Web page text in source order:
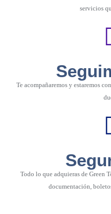
servicios
Te acompañaremos y estaremos
Todo lo que adquieras de Green
documentación,